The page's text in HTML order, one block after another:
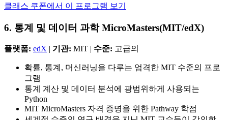
클래스 쿠폰에서 이 프로그램 보기
6. 통계 및 데이터 과학 MicroMasters(MIT/edX)
플랫폼: edX 기관: MIT | 수준: 고급의
확률, 통계, 머신러닝을 다루는 엄격한 MIT 수준의 프로
그램
통계 계산 및 데이터 분석에 광범위하게 사용되는
Python
MIT MicroMasters 자격 증명을 위한 Pathway 학점